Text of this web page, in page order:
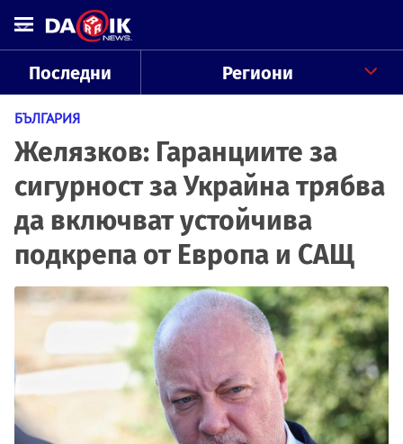
Последни Региони
БЪЛГАРИЯ
Желязков: Гаранциите за
сигурност за Украйна трябва
да включват устойчива
подкрепа от Европа и САЩ